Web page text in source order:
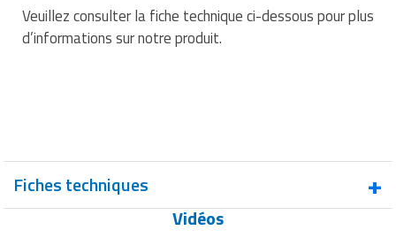
Ustensile de cuisine
Veuillez consulter la fiche technique ci-dessous pour plus
d’informations sur notre produit.
Fiches techniques
Vidéos